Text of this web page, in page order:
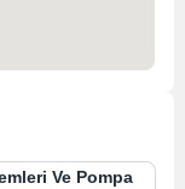
Ve Pompa